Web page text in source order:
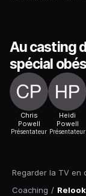
Regarder la TV en
Coaching /
Au casting
spécial
Chris
Powell
Présentateur
Heidi
Powell
Présentateur